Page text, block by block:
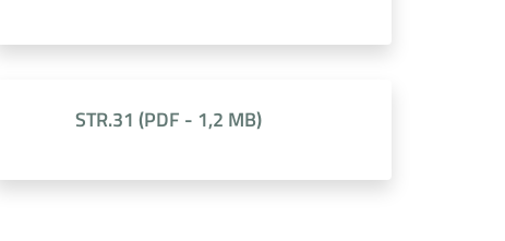
STR.31 (PDF - 1,2 MB)